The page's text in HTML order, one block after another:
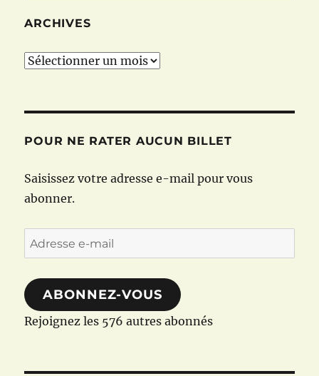
ARCHIVES
Archives
POUR NE RATER AUCUN BILLET
Saisissez votre adresse e-mail pour vous
abonner.
Adresse
e-
mail
ABONNEZ-VOUS
Rejoignez les 576 autres abonnés